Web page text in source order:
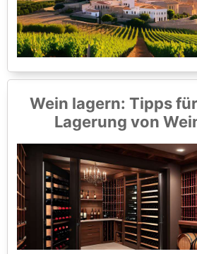
Wein lagern: Tipps
Lagerung von